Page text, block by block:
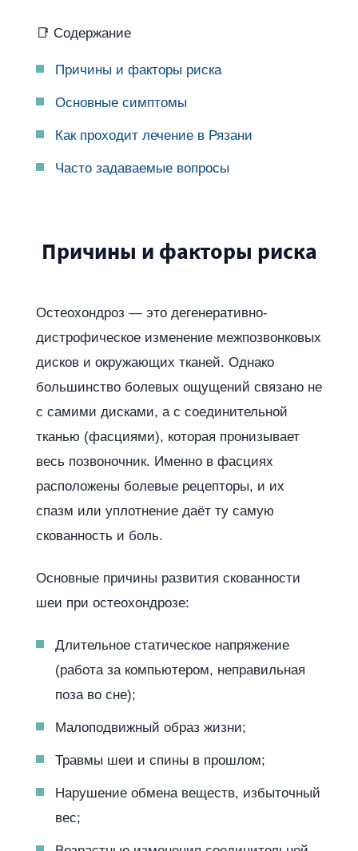
📑 Содержание
Причины и факторы риска
Основные симптомы
Как проходит лечение в Рязани
Часто задаваемые вопросы
Причины и факторы риска
Остеохондроз — это дегенеративно-
дистрофическое изменение межпозвонковых
дисков и окружающих тканей. Однако
большинство болевых ощущений связано не
с самими дисками, а с соединительной
тканью (фасциями), которая пронизывает
весь позвоночник. Именно в фасциях
расположены болевые рецепторы, и их
спазм или уплотнение даёт ту самую
скованность и боль.
Основные причины развития скованности
шеи при остеохондрозе:
Длительное статическое напряжение
(работа за компьютером, неправильная
поза во сне);
Малоподвижный образ жизни;
Травмы шеи и спины в прошлом;
Нарушение обмена веществ, избыточный
вес;